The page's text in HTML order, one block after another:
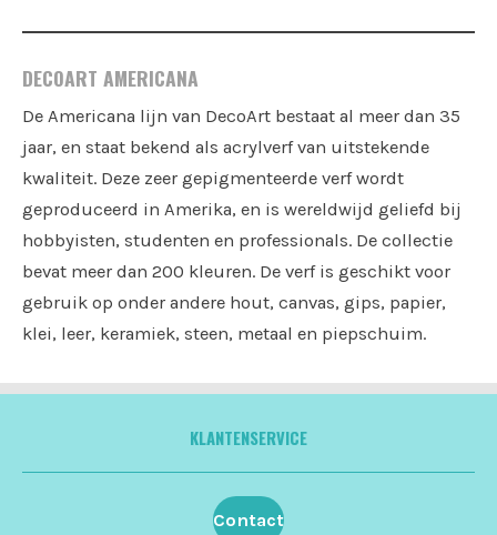
DECOART AMERICANA
De Americana lijn van DecoArt bestaat al meer dan 35
jaar, en staat bekend als acrylverf van uitstekende
kwaliteit. Deze zeer gepigmenteerde verf wordt
geproduceerd in Amerika, en is wereldwijd geliefd bij
hobbyisten, studenten en professionals. De collectie
bevat meer dan 200 kleuren. De verf is geschikt voor
gebruik op onder andere hout, canvas, gips, papier,
klei, leer, keramiek, steen, metaal en piepschuim.
KLANTENSERVICE
Contact